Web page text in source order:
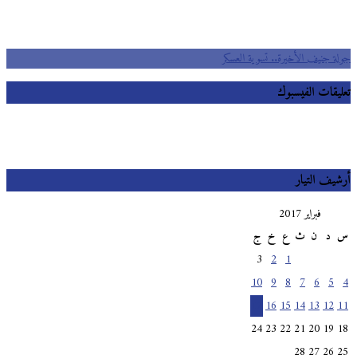
جولة جنيف الأخيرة.. تسوية العسكر
تعليقات الفيسبوك
أرشيف التيار
فبراير 2017
س
ث خ ج
10
11
12
13
14
15
16
17
18
19
20
21
22
23
24
25
26
27
28